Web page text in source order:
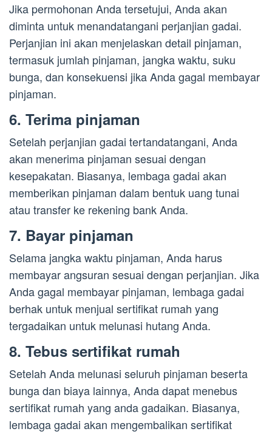
Jika permohonan Anda tersetujui, Anda akan
diminta untuk menandatangani perjanjian gadai.
Perjanjian ini akan menjelaskan detail pinjaman,
termasuk jumlah pinjaman, jangka waktu, suku
bunga, dan konsekuensi jika Anda gagal membayar
pinjaman.
6. Terima pinjaman
Setelah perjanjian gadai tertandatangani, Anda
akan menerima pinjaman sesuai dengan
kesepakatan. Biasanya, lembaga gadai akan
memberikan pinjaman dalam bentuk uang tunai
atau transfer ke rekening bank Anda.
7. Bayar pinjaman
Selama jangka waktu pinjaman, Anda harus
membayar angsuran sesuai dengan perjanjian. Jika
Anda gagal membayar pinjaman, lembaga gadai
berhak untuk menjual sertifikat rumah yang
tergadaikan untuk melunasi hutang Anda.
8. Tebus sertifikat rumah
Setelah Anda melunasi seluruh pinjaman beserta
bunga dan biaya lainnya, Anda dapat menebus
sertifikat rumah yang anda gadaikan. Biasanya,
lembaga gadai akan mengembalikan sertifikat